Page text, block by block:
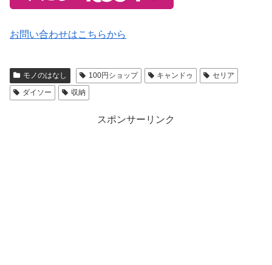
お問い合わせはこちらから
モノのはなし 100円ショップ キャンドゥ
セリア
ダイソー
収納
スポンサーリンク